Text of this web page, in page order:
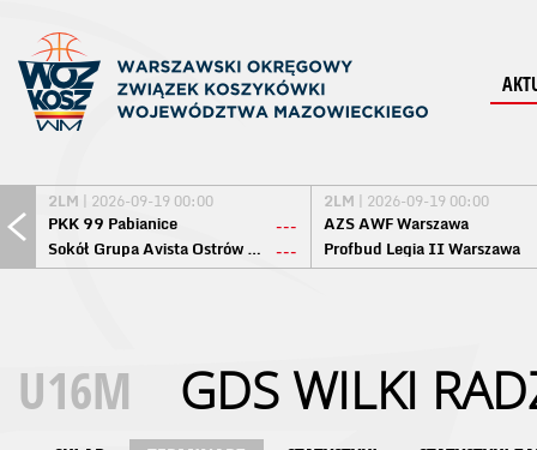
2LM | 2026-09-19 00:00
PKK 99 Pabianice
---
Sokół Grupa Avista Ostrów Maz. ---
2LM | 2026-09-19 00:00
AZS AWF Warszawa
Profbud Legia II Warszawa
U16M GDS WILKI